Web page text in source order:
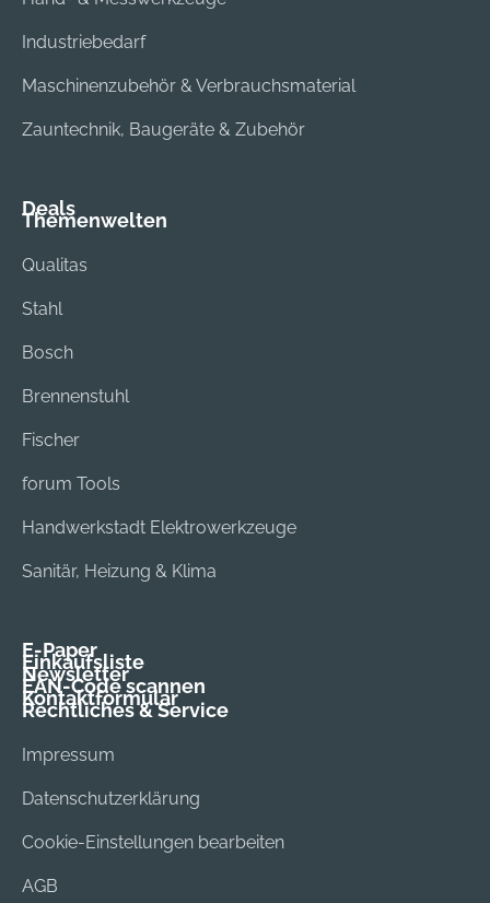
Industriebedarf
Maschinenzubehör & Verbrauchsmaterial
Zauntechnik, Baugeräte & Zubehör
Deals
Themenwelten
Qualitas
Stahl
Bosch
Brennenstuhl
Fischer
forum Tools
Handwerkstadt Elektrowerkzeuge
Sanitär, Heizung & Klima
E-Paper
Einkaufsliste
Newsletter
EAN-Code scannen
Kontaktformular
Rechtliches & Service
Impressum
Datenschutzerklärung
Cookie-Einstellungen bearbeiten
AGB